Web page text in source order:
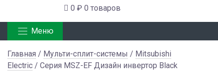
0 ₽ 0 товаров
Меню
Главная / Мульти-сплит-системы / Mitsubishi
Electric / Серия MSZ-EF Дизайн инвертор Black